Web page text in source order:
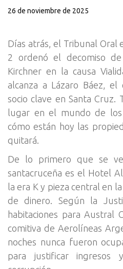
26 de noviembre de 2025
Días atrás, el Tribunal Oral
2 ordenó el decomiso
Kirchner en la causa
alcanza a Lázaro Báez,
socio clave en Santa Cruz.
lugar en el mundo de
cómo están hoy las
quitará.
De lo primero que se
santacruceña es el Hotel
la era K y pieza central en
de dinero. Según la
habitaciones para Austral
comitiva de Aerolíneas
noches nunca fueron
para justificar